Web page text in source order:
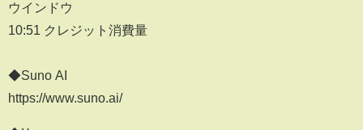
ウインドウ
10:51 クレジット消費量
◆Suno AI
https://www.suno.ai/